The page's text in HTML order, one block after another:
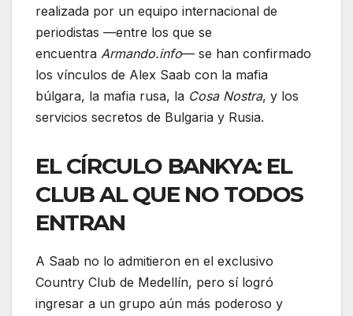
realizada por un equipo internacional de
periodistas —entre los que se
encuentra Armando.info— se han confirmado
los vínculos de Alex Saab con la mafia
búlgara, la mafia rusa, la Cosa Nostra, y los
servicios secretos de Bulgaria y Rusia.
EL CÍRCULO BANKYA: EL
CLUB AL QUE NO TODOS
ENTRAN
A Saab no lo admitieron en el exclusivo
Country Club de Medellín, pero sí logró
ingresar a un grupo aún más poderoso y